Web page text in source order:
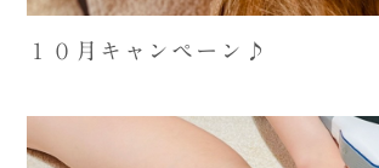
１０月キャンペーン♪